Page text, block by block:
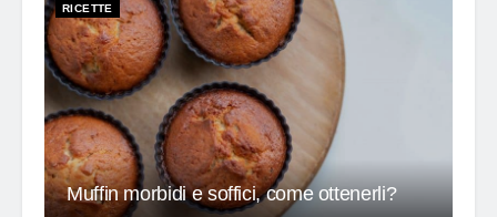
RICETTE
Muffin morbidi e soffici, come ottenerli?